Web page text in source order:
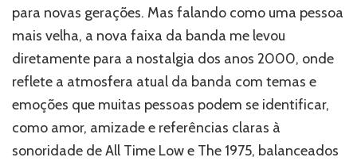
‘Só
amigos
(:’
–
Ouça
agora!
para novas gerações. Mas falando como uma pessoa
mais velha, a nova faixa da banda me levou
diretamente para a nostalgia dos anos 2000, onde
reflete a atmosfera atual da banda com temas e
emoções que muitas pessoas podem se identificar,
como amor, amizade e referências claras à
sonoridade de All Time Low e The 1975, balanceados